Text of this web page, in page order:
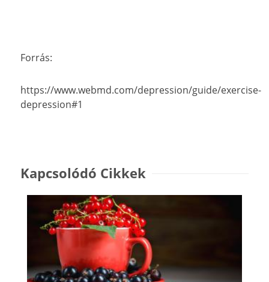
Forrás:
https://www.webmd.com/depression/guide/exercise-
depression#1
Kapcsolódó Cikkek